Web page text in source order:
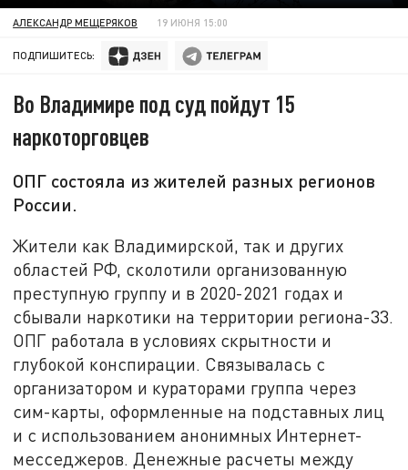
АЛЕКСАНДР МЕЩЕРЯКОВ 19 ИЮНЯ 15:00
ПОДПИШИТЕСЬ:
Во Владимире под суд пойдут 15
наркоторговцев
ОПГ состояла из жителей разных регионов
России.
Жители как Владимирской, так и других
областей РФ, сколотили организованную
преступную группу и в 2020-2021 годах и
сбывали наркотики на территории региона-33.
ОПГ работала в условиях скрытности и
глубокой конспирации. Связывалась с
организатором и кураторами группа через
сим-карты, оформленные на подставных лиц
и с использованием анонимных Интернет-
месседжеров. Денежные расчеты между